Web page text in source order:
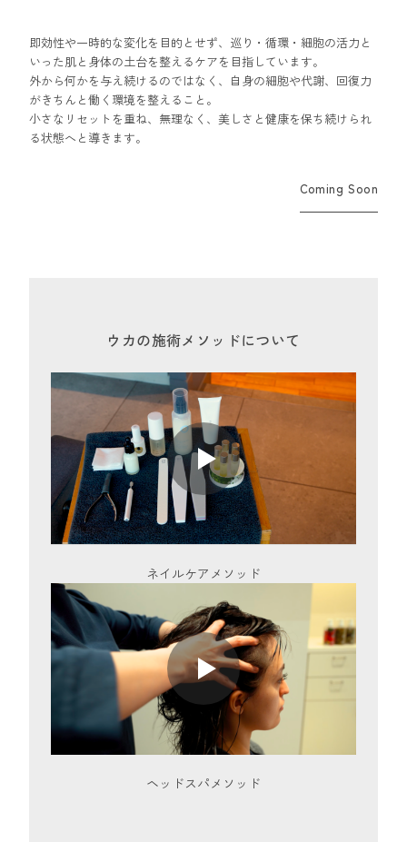
即効性や一時的な変化を目的とせず、巡り・循環・細胞の活力と
いった肌と身体の土台を整えるケアを目指しています。
外から何かを与え続けるのではなく、自身の細胞や代謝、回復力
がきちんと働く環境を整えること。
小さなリセットを重ね、無理なく、美しさと健康を保ち続けられ
る状態へと導きます。
Coming Soon
ウカの施術メソッドについて
ネイルケアメソッド
ヘッドスパメソッド